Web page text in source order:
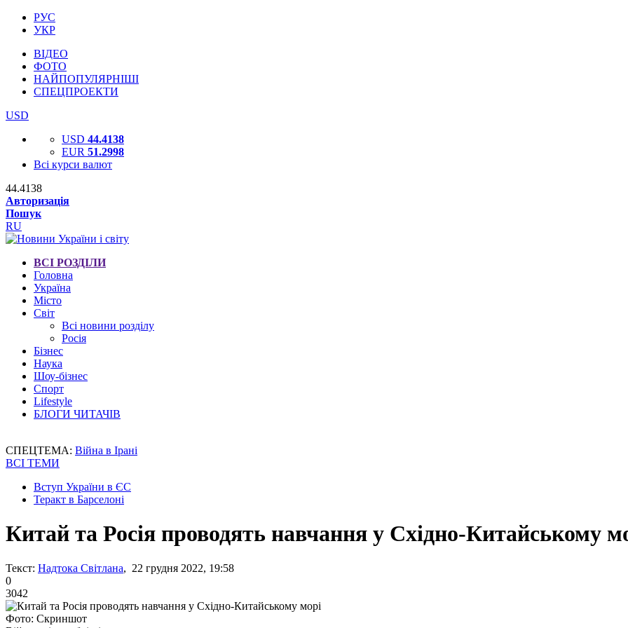
РУС
УКР
ВІДЕО
ФОТО
НАЙПОПУЛЯРНІШІ
СПЕЦПРОЕКТИ
USD
USD 44.4138
EUR 51.2998
Всі курси валют
44.4138
Авторизація
Пошук
RU
ВСІ РОЗДІЛИ
Головна
Україна
Місто
Світ
Всі новини розділу
Росія
Бізнес
Наука
Шоу-бізнес
Спорт
Lifestyle
БЛОГИ ЧИТАЧІВ
СПЕЦТЕМА: Війна в Ірані
ВСІ ТЕМИ
Вступ України в ЄС
Теракт в Барселоні
Китай та Росія проводять навчання у Східно-Китайському
Текст: Надтока Світлана, 22 грудня 2022, 19:58
0
3042
Фото: Скриншот